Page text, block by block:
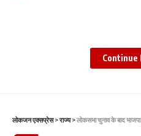
Continue
लोकजन एक्सप्रेस>राज्य>लोकसभा चुनाव के बाद भाजपा की 15 जुलाई को